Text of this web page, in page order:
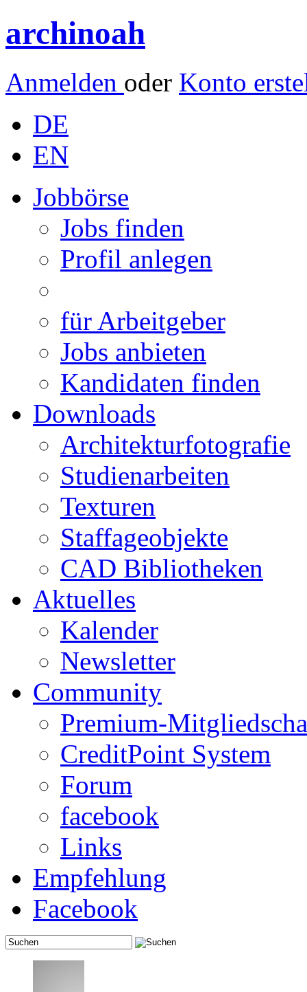
archinoah
Anmelden oder Konto
DE
EN
Jobbörse
Jobs finden
Profil anlegen
für Arbeitgeber
Jobs anbieten
Kandidaten finden
Downloads
Architekturfotografie
Studienarbeiten
Texturen
Staffageobjekte
CAD Bibliotheken
Aktuelles
Kalender
Newsletter
Community
Premium-
CreditPoint System
Forum
facebook
Links
Empfehlung
Facebook